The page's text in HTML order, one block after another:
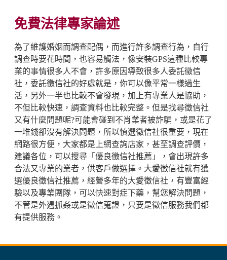
免費法律專家論述
為了維護婚姻而調查配偶，而進行許多調查行為，自行
調查時要花時間，也容易觸法，像安裝GPS這種比較專
業的事情很多人不會，許多原因導致很多人委託徵信
社，委託徵信社的好處就是，你可以像平常一樣過生
活，另外一半也比較不會發現，加上有專業人是協助，
不但比較快速，調查資料也比較完整。但是找尋徵信社
又有什麼問題呢?可能會碰到不肖業者被詐騙，或是花了
一堆錢卻沒有解決問題，所以慎選徵信社很重要，現在
網路很方便，大家都是上網查詢店家，甚至調查評價，
建議各位，可以搜尋「優良徵信社推薦」，會出現許多
合法又專業的業者，供客戶做選擇。大愛徵信社就有獲
選優良徵信社推薦，經營多年的大愛徵信社，有豐富經
驗以及專業團隊，可以快速對症下藥，幫您解決問題，
不管是外遇抓姦或是徵信蒐證，只要是徵信服務我們都
有提供服務。